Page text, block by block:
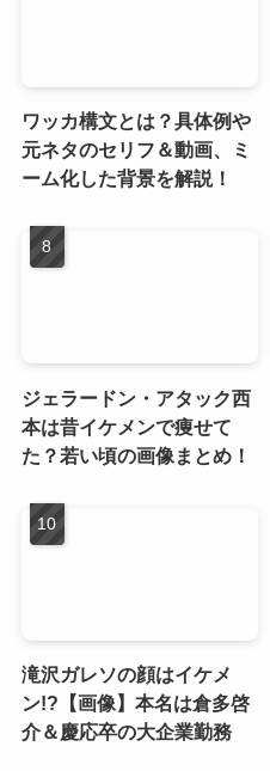
ワッカ構文とは？具体例や
元ネタのセリフ＆動画、ミ
ーム化した背景を解説！
ジェラードン・アタック西
本は昔イケメンで痩せて
た？若い頃の画像まとめ！
滝沢ガレソの顔はイケメ
ン!?【画像】本名は倉多啓
介＆慶応卒の大企業勤務